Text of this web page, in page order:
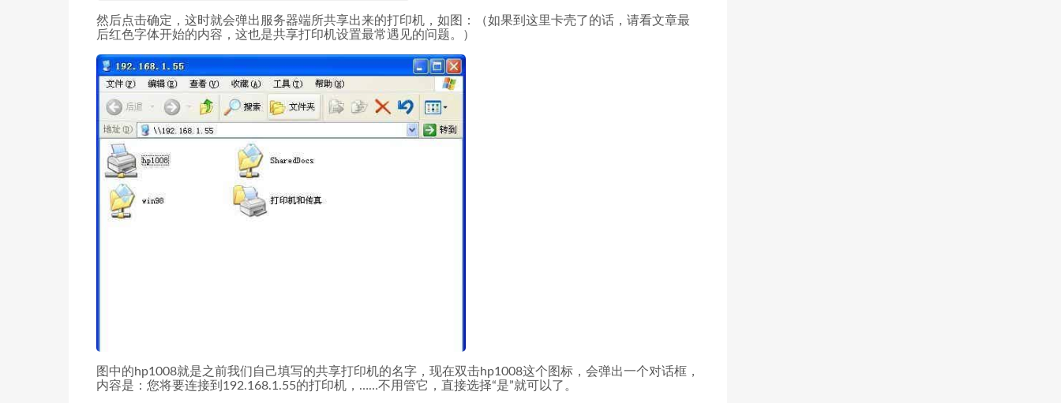
然后点击确定，这时就会弹出服务器端所共享出来的打印机，如图：（如果到这里卡壳了的话，请看文章最
后红色字体开始的内容，这也是共享打印机设置最常遇见的问题。）
图中的hp1008就是之前我们自己填写的共享打印机的名字，现在双击hp1008这个图标，会弹出一个对话框，
内容是：您将要连接到192.168.1.55的打印机，……不用管它，直接选择“是”就可以了。